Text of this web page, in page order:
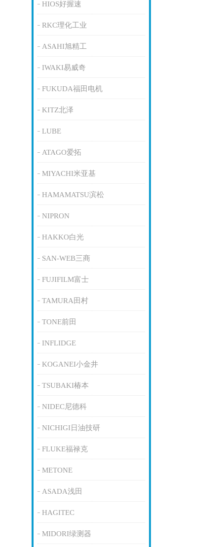
HIOS好握速
RKC理化工业
ASAHI旭精工
IWAKI易威奇
FUKUDA福田电机
KITZ北泽
LUBE
ATAGO爱拓
MIYACHI米亚基
HAMAMATSU滨松
NIPRON
HAKKO白光
SAN-WEB三商
FUJIFILM富士
TAMURA田村
TONE前田
INFLIDGE
KOGANEI小金井
TSUBAKI椿本
NIDEC尼德科
NICHIGI日油技研
FLUKE福禄克
METONE
ASADA浅田
HAGITEC
MIDORI绿测器